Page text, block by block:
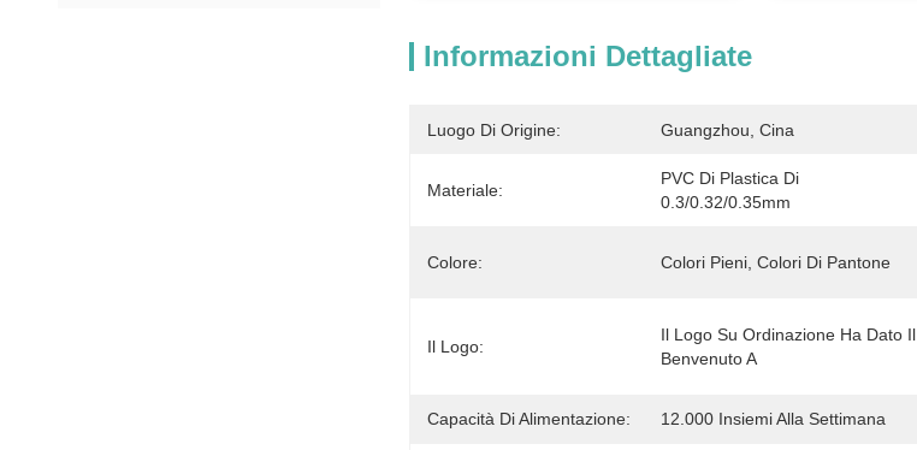
Informazioni Dettagliate
Luogo Di Origine: Guangzhou, Cina
Materiale:
PVC Di Plastica Di
0.3/0.32/0.35mm
Colore: Colori Pieni, Colori Di Pantone
Il Logo:
Il Logo Su Ordinazione Ha Dato Il
Benvenuto A
Capacità Di Alimentazione: 12.000 Insiemi Alla Settimana